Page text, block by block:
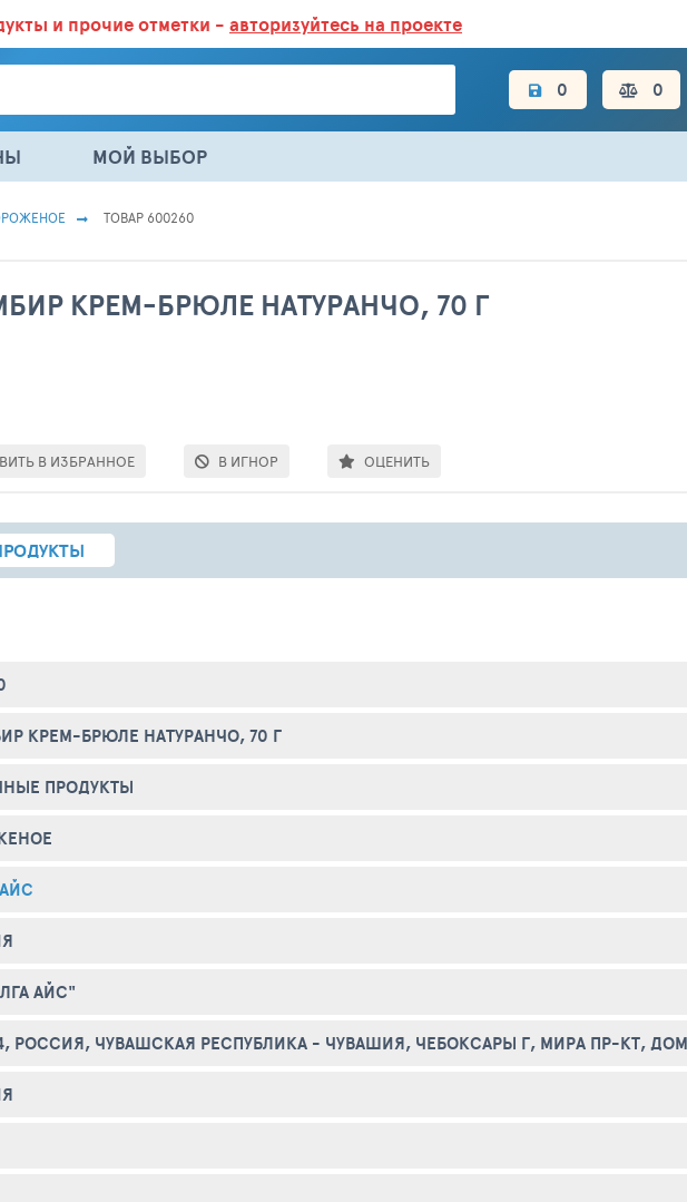
БОЛЬШЕ 100 000 ТОВАРОВ. ЕЖЕДНЕВНОЕ ОБНОВЛЕНИЕ ЦЕН.
и прочие отметки - авторизуйтесь на проекте
0 0
МОЙ ВЫБОР
ТОВАР 600260
КРЕМ-БРЮЛЕ НАТУРАНЧО, 70 Г
В ИЗБРАННОЕ В ИГНОР ОЦЕНИТЬ
КРЕМ-БРЮЛЕ НАТУРАНЧО, 70 Г
ПРОДУКТЫ
АЙС"
РОССИЯ, ЧУВАШСКАЯ РЕСПУБЛИКА - ЧУВАШИЯ, ЧЕБОКСАРЫ Г, МИРА ПР-КТ,